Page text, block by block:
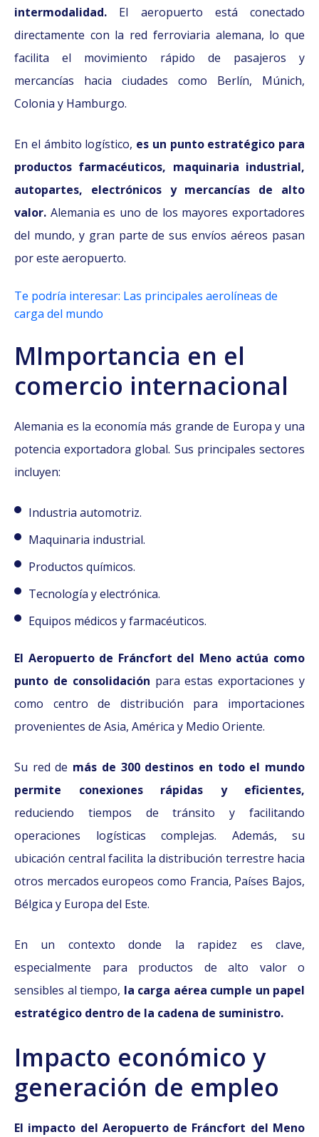
intermodalidad. El aeropuerto está conectado
directamente con la red ferroviaria alemana, lo que
facilita el movimiento rápido de pasajeros y
mercancías hacia ciudades como Berlín, Múnich,
Colonia y Hamburgo.
En el ámbito logístico, es un punto estratégico para
productos farmacéuticos, maquinaria industrial,
autopartes, electrónicos y mercancías de alto
valor. Alemania es uno de los mayores exportadores
del mundo, y gran parte de sus envíos aéreos pasan
por este aeropuerto.
Te podría interesar: Las principales aerolíneas de
carga del mundo
MImportancia en el
comercio internacional
Alemania es la economía más grande de Europa y una
potencia exportadora global. Sus principales sectores
incluyen:
Industria automotriz.
Maquinaria industrial.
Productos químicos.
Tecnología y electrónica.
Equipos médicos y farmacéuticos.
El Aeropuerto de Fráncfort del Meno actúa como
punto de consolidación para estas exportaciones y
como centro de distribución para importaciones
provenientes de Asia, América y Medio Oriente.
Su red de más de 300 destinos en todo el mundo
permite conexiones rápidas y eficientes,
reduciendo tiempos de tránsito y facilitando
operaciones logísticas complejas. Además, su
ubicación central facilita la distribución terrestre hacia
otros mercados europeos como Francia, Países Bajos,
Bélgica y Europa del Este.
En un contexto donde la rapidez es clave,
especialmente para productos de alto valor o
sensibles al tiempo, la carga aérea cumple un papel
estratégico dentro de la cadena de suministro.
Impacto económico y
generación de empleo
El impacto del Aeropuerto de Fráncfort del Meno